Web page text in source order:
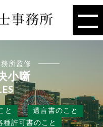
所監修
小噺
と
遺言書のこと
種許可書のこと